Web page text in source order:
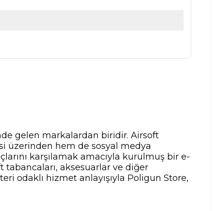
gelen markalardan biridir. Airsoft
üzerinden hem de sosyal medya
karşılamak amacıyla kurulmuş bir e-
aksesuarlar ve diğer
odaklı hizmet anlayışıyla Poligun Store,